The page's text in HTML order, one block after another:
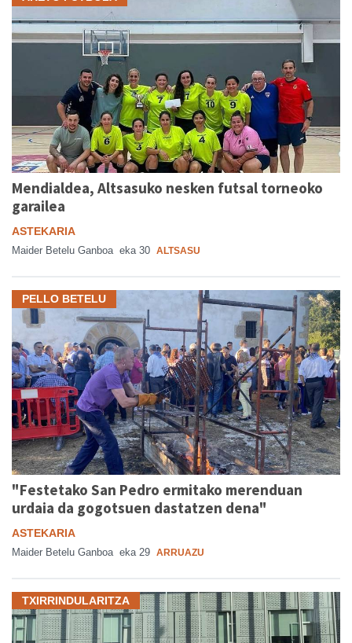
Mendialdea, Altsasuko nesken futsal torneoko
garailea
ASTEKARIA
Maider Betelu Ganboa eka 30 ALTSASU
PELLO BETELU
"Festetako San Pedro ermitako merenduan
urdaia da gogotsuen dastatzen dena"
ASTEKARIA
Maider Betelu Ganboa eka 29 ARRUAZU
TXIRRINDULARITZA